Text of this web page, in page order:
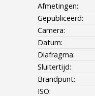
Afmetingen:
Gepubliceerd:
Camera:
Datum:
Diafragma:
Sluitertijd:
Brandpunt:
ISO: